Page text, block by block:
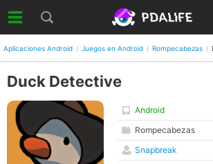
Aplicaciones Android Juegos en Android Rompecabezas
Duck Detective
Android
Rompecabezas
Snapbreak